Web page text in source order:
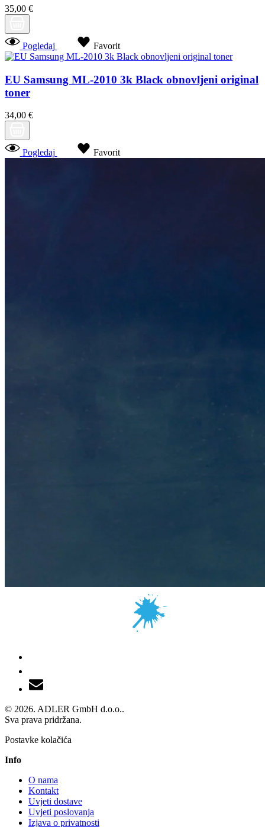
35,00 €
Pogledaj Favorit
EU Samsung ML-2010 3k Black obnovljeni original
toner
34,00 €
Pogledaj Favorit
© 2026. ADLER GmbH d.o.o..
Sva prava pridržana.
Postavke kolačića
Info
O nama
Kontakt
Uvjeti dostave
Uvjeti poslovanja
Izjava o privatnosti